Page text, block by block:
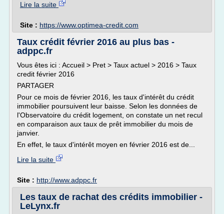
Lire la suite
Site : https://www.optimea-credit.com
Taux crédit février 2016 au plus bas -
adppc.fr
Vous êtes ici : Accueil > Pret > Taux actuel > 2016 > Taux
credit février 2016
PARTAGER
Pour ce mois de février 2016, les taux d'intérêt du crédit
immobilier poursuivent leur baisse. Selon les données de
l'Observatoire du crédit logement, on constate un net recul
en comparaison aux taux de prêt immobilier du mois de
janvier.
En effet, le taux d'intérêt moyen en février 2016 est de...
Lire la suite
Site : http://www.adppc.fr
Les taux de rachat des crédits immobilier -
LeLynx.fr